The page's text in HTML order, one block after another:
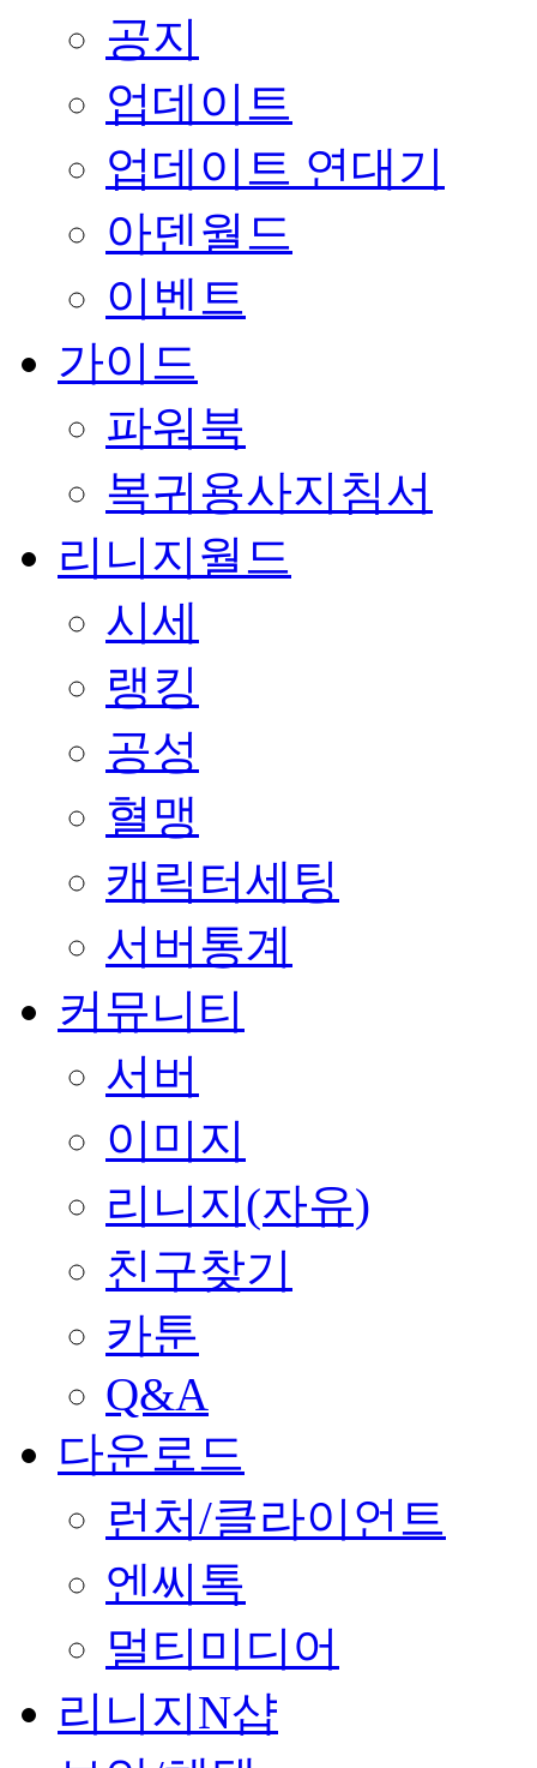
공지
업데이트
업데이트 연대기
아덴월드
이벤트
가이드
파워북
복귀용사지침서
리니지월드
시세
랭킹
공성
혈맹
캐릭터세팅
서버통계
커뮤니티
서버
이미지
리니지(자유)
친구찾기
카툰
Q&A
다운로드
런처/클라이언트
엔씨톡
멀티미디어
리니지N샵